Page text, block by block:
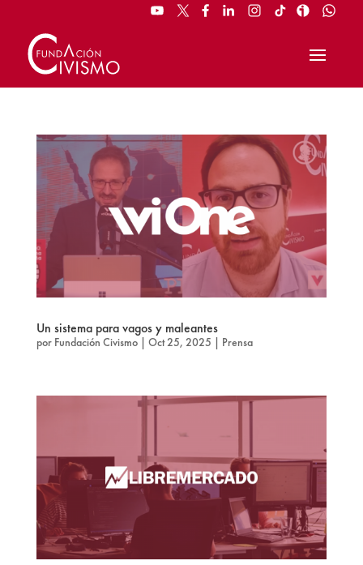
Un sistema para vagos y maleantes
por Fundación Civismo| Oct 25, 2025 Prensa